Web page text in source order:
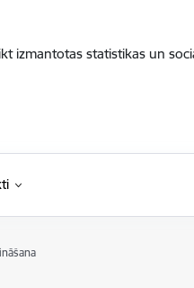
izmantotas statistikas un